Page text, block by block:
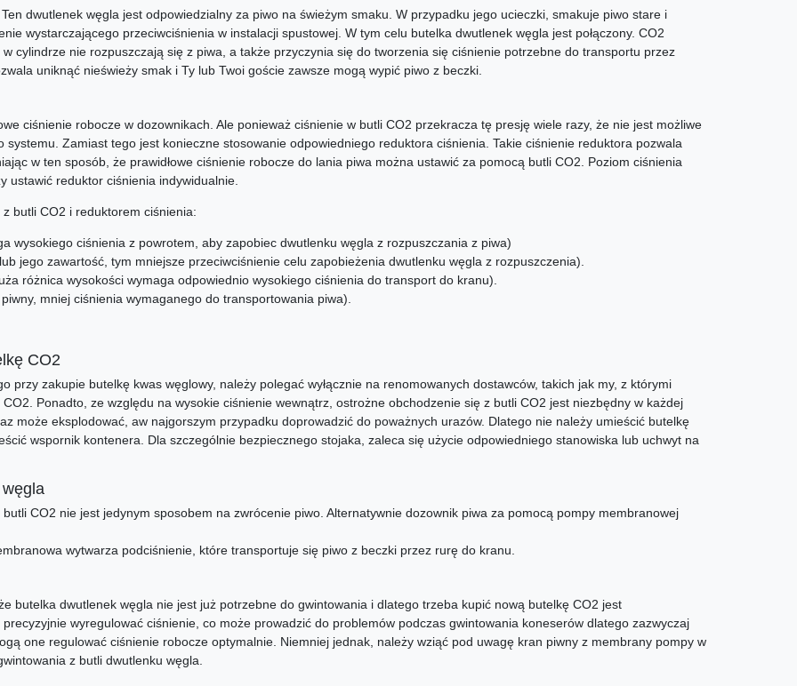
dwutlenek węgla jest odpowiedzialny za piwo na świeżym smaku. W przypadku jego ucieczki, smakuje piwo stare i
wystarczającego przeciwciśnienia w instalacji spustowej. W tym celu butelka dwutlenek węgla jest połączony. CO2
cylindrze nie rozpuszczają się z piwa, a także przyczynia się do tworzenia się ciśnienie potrzebne do transportu przez
uniknąć nieświeży smak i Ty lub Twoi goście zawsze mogą wypić piwo z beczki.
ciśnienie robocze w dozownikach. Ale ponieważ ciśnienie w butli CO2 przekracza tę presję wiele razy, że nie jest możliwe
systemu. Zamiast tego jest konieczne stosowanie odpowiedniego reduktora ciśnienia. Takie ciśnienie reduktora pozwala
w ten sposób, że prawidłowe ciśnienie robocze do lania piwa można ustawić za pomocą butli CO2. Poziom ciśnienia
ustawić reduktor ciśnienia indywidualnie.
butli CO2 i reduktorem ciśnienia:
wysokiego ciśnienia z powrotem, aby zapobiec dwutlenku węgla z rozpuszczania z piwa)
jego zawartość, tym mniejsze przeciwciśnienie celu zapobieżenia dwutlenku węgla z rozpuszczenia).
różnica wysokości wymaga odpowiednio wysokiego ciśnienia do transport do kranu).
mniej ciśnienia wymaganego do transportowania piwa).
CO2
przy zakupie butelkę kwas węglowy, należy polegać wyłącznie na renomowanych dostawców, takich jak my, z którymi
Ponadto, ze względu na wysokie ciśnienie wewnątrz, ostrożne obchodzenie się z butli CO2 jest niezbędny w każdej
może eksplodować, aw najgorszym przypadku doprowadzić do poważnych urazów. Dlatego nie należy umieścić butelkę
wspornik kontenera. Dla szczególnie bezpiecznego stojaka, zaleca się użycie odpowiedniego stanowiska lub uchwyt na
CO2 nie jest jedynym sposobem na zwrócenie piwo. Alternatywnie dozownik piwa za pomocą pompy membranowej
wytwarza podciśnienie, które transportuje się piwo z beczki przez rurę do kranu.
butelka dwutlenek węgla nie jest już potrzebne do gwintowania i dlatego trzeba kupić nową butelkę CO2 jest
wyregulować ciśnienie, co może prowadzić do problemów podczas gwintowania koneserów dlatego zazwyczaj
one regulować ciśnienie robocze optymalnie. Niemniej jednak, należy wziąć pod uwagę kran piwny z membrany pompy w
z butli dwutlenku węgla.